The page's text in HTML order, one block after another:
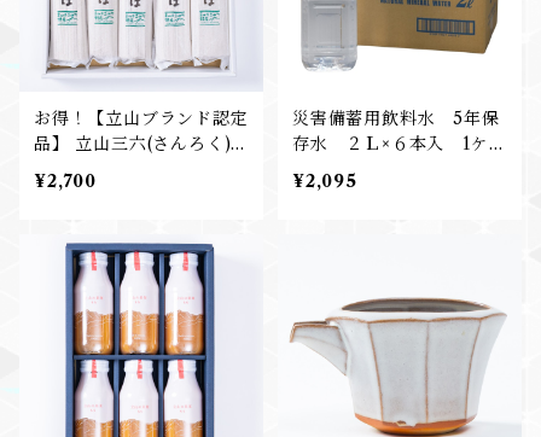
お得！【立山ブランド認定
品】 立山三六(さんろく)
そば 200g×5束入り
¥2,700
災害備蓄用飲料水 5年保
存水 ２Ｌ×６本入 1ケー
ス
¥2,095